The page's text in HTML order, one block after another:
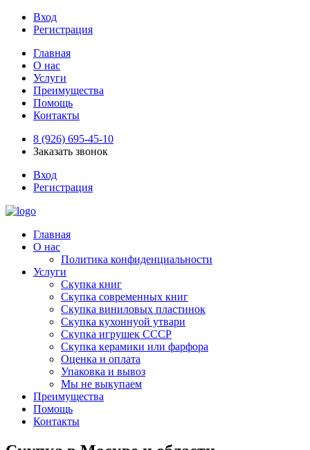
Вход
Регистрация
Главная
О нас
Услуги
Преимущества
Помощь
Контакты
8 (926) 695-45-10
Заказать звонок
Вход
Регистрация
Главная
О нас
Политика конфиденциальности
Услуги
Скупка книг
Скупка современных книг
Скупка виниловых пластинок
Скупка кухоннуой утвари
Скупка игрушек СССР
Скупка керамики или фарфора
Оценка и оплата
Упаковка и вывоз
Мы не выкупаем
Преимущества
Помощь
Контакты